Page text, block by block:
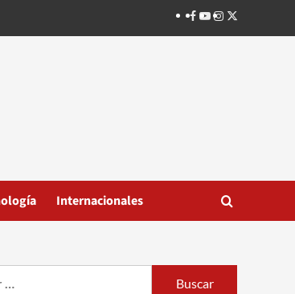
Facebook
Youtube
Instagram
Twitter
Internacionales